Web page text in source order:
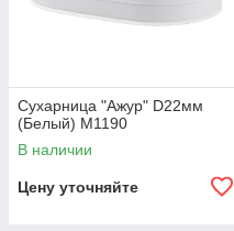
Сухарница "Ажур" D22мм
(Белый) М1190
В наличии
Цену уточняйте